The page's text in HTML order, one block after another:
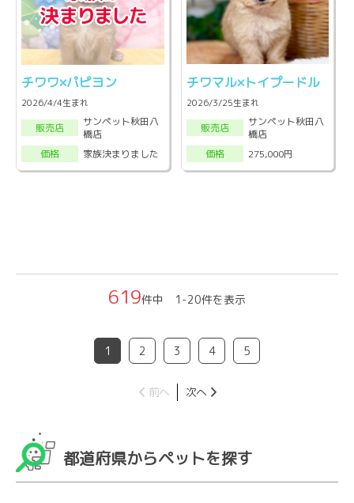
チワワ×パピヨン
2026/4/4生まれ
販売店
サンペット秋田八
橋店
価格
家族決まりました
チワマル×トイプードル
2026/3/25生まれ
販売店
サンペット秋田八
橋店
価格
275,000円
619件中 1-20件を表示
1 2 3 4 5
前へ 次へ
都道府県からペットを探す